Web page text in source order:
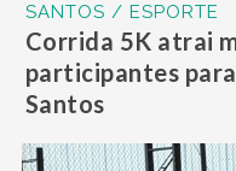
SANTOS / ESPORTE
Corrida 5K atrai
participantes
Santos